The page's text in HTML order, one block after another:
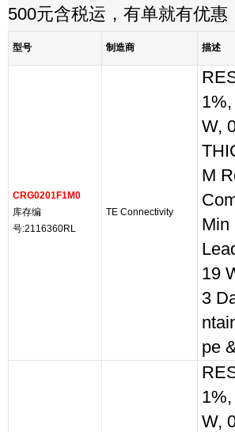
500元含税运，有单就有优
型号 制造商 描述
CRG0201F1M0
库存编
号:2116360RL
TE Connectivity
W,
M
Min
19
3
pe
W,